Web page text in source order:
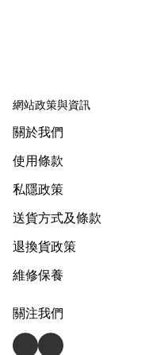
網站政策與資訊
關於我們
使用條款
私隱政策
送貨方式及條款
退換貨政策
維修保養
關注我們